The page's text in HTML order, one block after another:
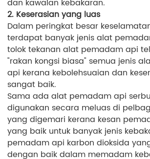
dan kawalan kebakaran.
2. Keserasian yang luas
Dalam peringkat besar
terdapat banyak jenis alat
tolok tekanan alat pemadam api
"rakan kongsi biasa" semua jenis
api kerana kebolehsuaian dan
sangat baik.
Sama ada alat pemadam api
digunakan secara meluas di
yang digemari kerana kesan
yang baik untuk banyak jenis
pemadam api karbon dioksida
dengan baik dalam memadam